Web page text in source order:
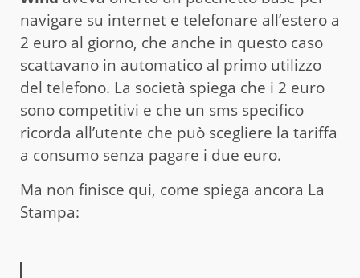
navigare su internet e telefonare all’estero a
2 euro al giorno, che anche in questo caso
scattavano in automatico al primo utilizzo
del telefono. La società spiega che i 2 euro
sono competitivi e che un sms specifico
ricorda all’utente che può scegliere la tariffa
a consumo senza pagare i due euro.
Ma non finisce qui, come spiega ancora La
Stampa: